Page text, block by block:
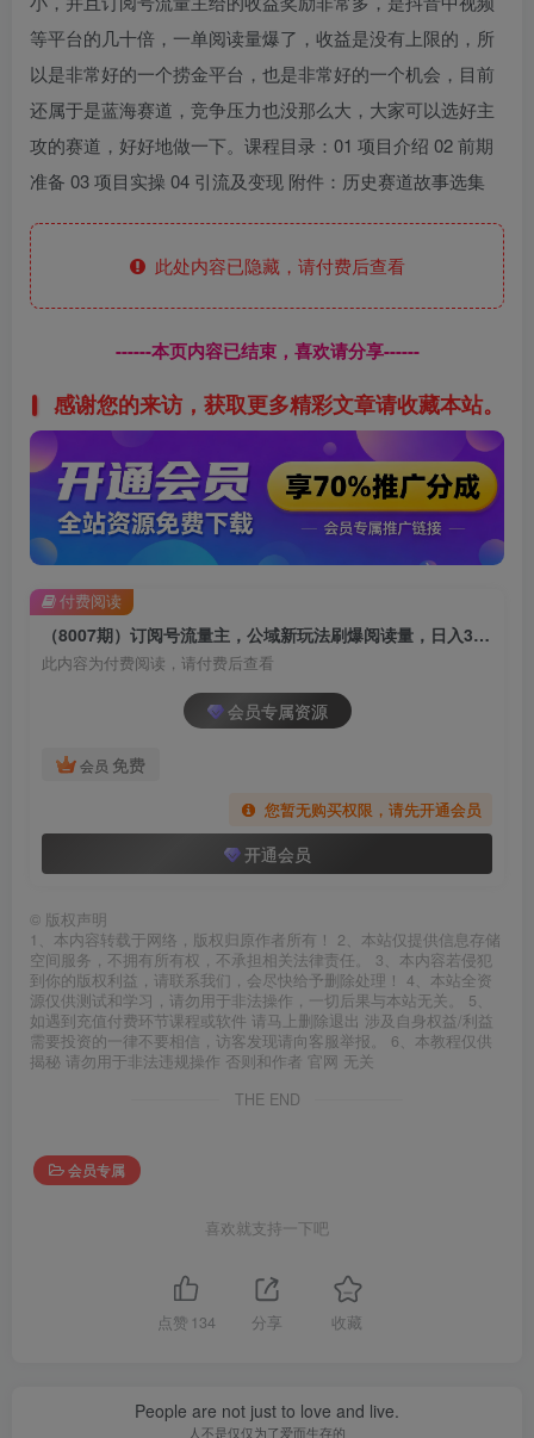
等平台的几十倍，一单阅读量爆了，收益是没有上限的，所
以是非常好的一个捞金平台，也是非常好的一个机会，目前
还属于是蓝海赛道，竞争压力也没那么大，大家可以选好主
攻的赛道，好好地做一下。课程目录：01 项目介绍 02 前期
准备 03 项目实操 04 引流及变现 附件：历史赛道故事选集
此处内容已隐藏，请付费后查看
------本页内容已结束，喜欢请分享------
感谢您的来访，获取更多精彩文章请收藏本站。
（8007期）订阅号流量主，公域新玩法刷爆阅读量，日入3000+
此内容为付费阅读，请付费后查看
会员专属资源
会员 免费
您暂无购买权限，请先开通会员
开通会员
付费阅读
© 版权声明
1、本内容转载于网络，版权归原作者所有！ 2、本站仅提供信息存储
空间服务，不拥有所有权，不承担相关法律责任。 3、本内容若侵犯
到你的版权利益，请联系我们，会尽快给予删除处理！ 4、本站全资
源仅供测试和学习，请勿用于非法操作，一切后果与本站无关。 5、
如遇到充值付费环节课程或软件 请马上删除退出 涉及自身权益/利益
需要投资的一律不要相信，访客发现请向客服举报。 6、本教程仅供
揭秘 请勿用于非法违规操作 否则和作者 官网 无关
THE END
会员专属
喜欢就支持一下吧
点赞 134 分享 收藏
People are not just to love and live.
人不是仅仅为了爱而生存的